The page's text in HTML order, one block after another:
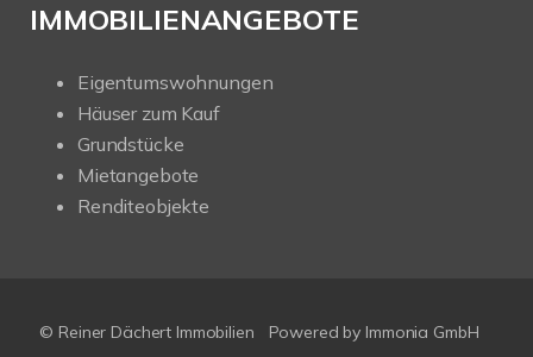
IMMOBILIENANGEBOTE
Eigentumswohnungen
Häuser zum Kauf
Grundstücke
Mietangebote
Renditeobjekte
© Reiner Dächert Immobilien Powered by Immonia GmbH